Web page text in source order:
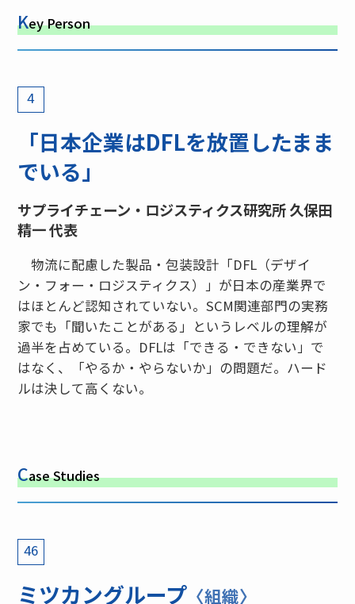
Key Person
4
「日本企業はDFLを放置したまま
でいる」
サプライチェーン・ロジスティクス研究所 久保田
精一 代表
物流に配慮した製品・包装設計「DFL（デザイ
ン・フォー・ロジスティクス）」が日本の産業界で
はほとんど認知されていない。SCM関連部門の実務
家でも「聞いたことがある」というレベルの理解が
過半を占めている。DFLは「できる・できない」で
はなく、「やるか・やらないか」の問題だ。ハード
ルは決して高くない。
Case Studies
46
ミツカングループ 〈組織〉